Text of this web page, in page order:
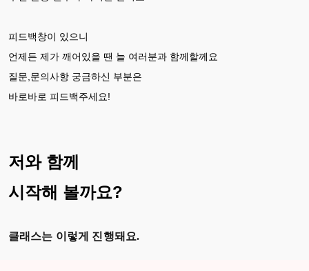
피드백창이 있으니
언제든 제가 깨어있을 땐 늘 여러분과 함께할께요
질문,문의사항 궁금하신 부분은
바로바로 피드백주세요!
저와 함께
시작해 볼까요?
클래스는 이렇게 진행돼요.